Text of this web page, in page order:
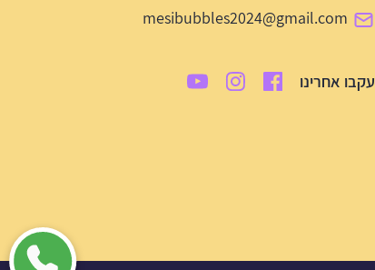
mesibubbles2024@gmail.com
עקבו אחרינו